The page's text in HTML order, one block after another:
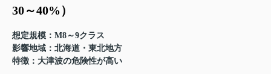
30～40%）
想定規模 ：M8～9クラス
影響地域 ：北海道・東北地方
特徴 ：大津波の危険性が高い